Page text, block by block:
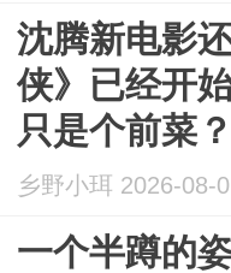
沈腾新电影
侠》已经开
只是个前菜
乡野小珥 2026-08-
一个半蹲的